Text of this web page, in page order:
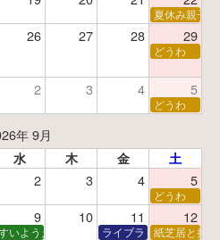
団創立100年 夏休み親子
26 27 28 29
どうわ
はなし会
2 3 4 5
どうわ
年 9月
水 木 金 土
2 3 4 5
どうわ
9 10 11 12
いようえほん ライブラリーシアター
紙芝居と折